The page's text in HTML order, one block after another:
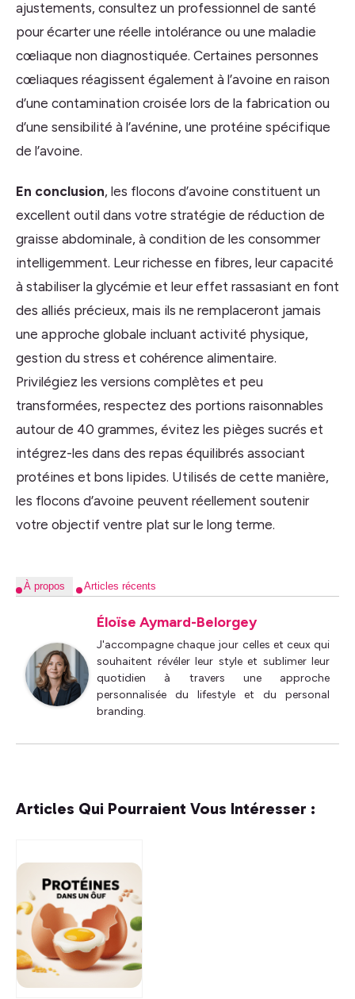
ajustements, consultez un professionnel de santé
pour écarter une réelle intolérance ou une maladie
cœliaque non diagnostiquée. Certaines personnes
cœliaques réagissent également à l’avoine en raison
d’une contamination croisée lors de la fabrication ou
d’une sensibilité à l’avénine, une protéine spécifique
de l’avoine.
En conclusion, les flocons d’avoine constituent un
excellent outil dans votre stratégie de réduction de
graisse abdominale, à condition de les consommer
intelligemment. Leur richesse en fibres, leur capacité
à stabiliser la glycémie et leur effet rassasiant en font
des alliés précieux, mais ils ne remplaceront jamais
une approche globale incluant activité physique,
gestion du stress et cohérence alimentaire.
Privilégiez les versions complètes et peu
transformées, respectez des portions raisonnables
autour de 40 grammes, évitez les pièges sucrés et
intégrez-les dans des repas équilibrés associant
protéines et bons lipides. Utilisés de cette manière,
les flocons d’avoine peuvent réellement soutenir
votre objectif ventre plat sur le long terme.
À propos Articles récents
Éloïse Aymard-Belorgey
J'accompagne chaque jour celles et ceux qui
souhaitent révéler leur style et sublimer leur
quotidien à travers une approche
personnalisée du lifestyle et du personal
branding.
Articles Qui Pourraient Vous Intéresser :